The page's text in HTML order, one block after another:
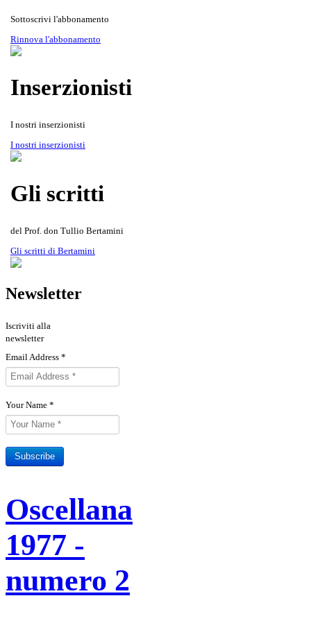
Rivista Oscellana
Gli scritti del Prof. don Tullio
Read more
Rivista Oscellana
Sottoscrivi il tuo abbonamento
alla Rivista
Sottoscrivi l'abbonamento
Rinnova l'abbonamento
Inserzionisti
I nostri inserzionisti
I nostri inserzionisti
Gli scritti
del Prof. don Tullio Bertamini
Gli scritti di Bertamini
Newsletter
Iscriviti alla
newsletter
Email Address *
Your Name *
Subscribe
Oscellana
1977 -
numero 2